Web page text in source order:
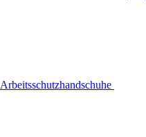
Arbeitsschutzhandschuhe